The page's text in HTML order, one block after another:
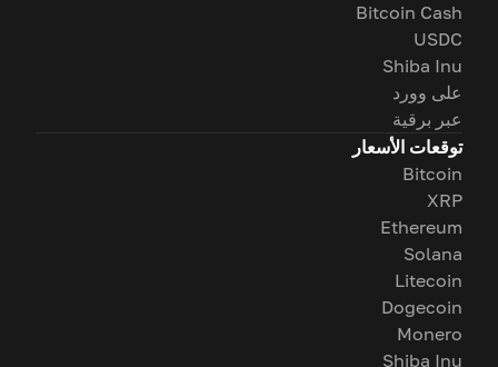
Bitcoin Cash
USDC
Shiba Inu
على وورد
عبر برقية
توقعات الأسعار
Bitcoin
XRP
Ethereum
Solana
Litecoin
Dogecoin
Monero
Shiba Inu